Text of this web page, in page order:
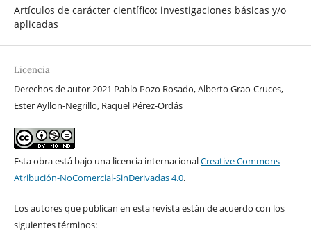
Artículos de carácter científico: investigaciones básicas y/o
aplicadas
Licencia
Derechos de autor 2021 Pablo Pozo Rosado, Alberto Grao-Cruces,
Ester Ayllon-Negrillo, Raquel Pérez-Ordás
Esta obra está bajo una licencia internacionalCreative Commons
Atribución-NoComercial-SinDerivadas 4.0.
Los autores que publican en esta revista están de acuerdo con los
siguientes términos: